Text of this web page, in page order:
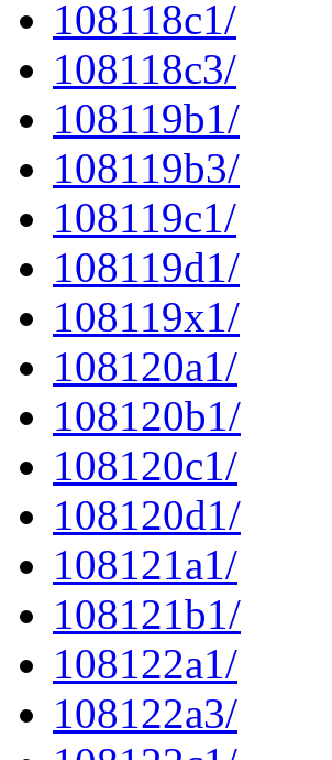
108118c1/
108118c3/
108119b1/
108119b3/
108119c1/
108119d1/
108119x1/
108120a1/
108120b1/
108120c1/
108120d1/
108121a1/
108121b1/
108122a1/
108122a3/